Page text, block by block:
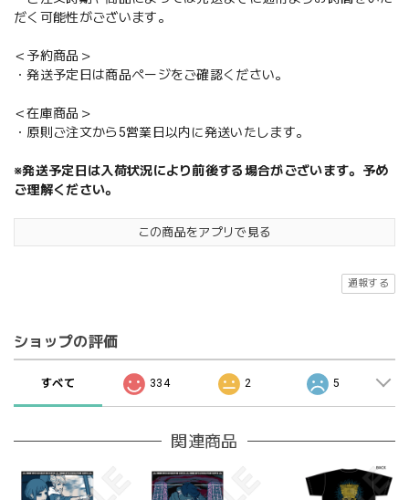
だく可能性がございます。
＜予約商品＞
・発送予定日は商品ページをご確認ください。
＜在庫商品＞
・原則ご注文から5営業日以内に発送いたします。
※発送予定日は入荷状況により前後する場合がございます。予め
ご理解ください。
この商品をアプリで見る
通報する
ショップの評価
すべて 334 2 5
関連商品